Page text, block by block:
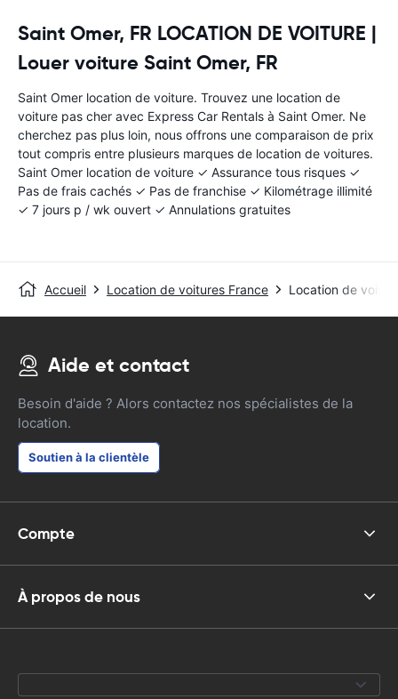
Saint Omer, FR LOCATION DE VOITURE |
Louer voiture Saint Omer, FR
Saint Omer location de voiture. Trouvez une location de
voiture pas cher avec Express Car Rentals à Saint Omer. Ne
cherchez pas plus loin, nous offrons une comparaison de prix
tout compris entre plusieurs marques de location de voitures.
Saint Omer location de voiture ✓ Assurance tous risques ✓
Pas de frais cachés ✓ Pas de franchise ✓ Kilométrage illimité
✓ 7 jours p / wk ouvert ✓ Annulations gratuites
Accueil Location de voitures France Location de
Aide et contact
Besoin d'aide ? Alors contactez nos spécialistes de la
location.
Soutien à la clientèle
Compte
À propos de nous